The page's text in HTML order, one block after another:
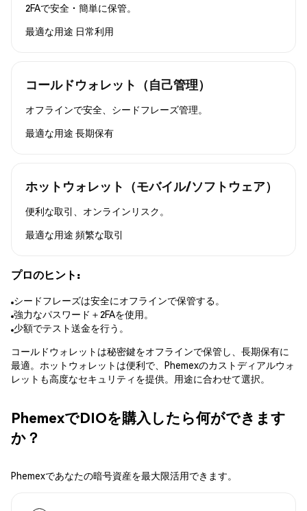
2FAで安全・簡単に保管。
最適な用途 日常利用
コールドウォレット（自己管理）
オフラインで安全、シードフレーズ管理。
最適な用途 長期保有
ホットウォレット（モバイル/ソフトウェア）
便利な取引、オンラインリスク。
最適な用途 頻繁な取引
プロのヒント:
シードフレーズは安全にオフラインで保管する。
強力なパスワード＋2FAを使用。
少額でテスト送金を行う。
コールドウォレットは秘密鍵をオフラインで保管し、長期保有に
最適。ホットウォレットは便利で、Phemexのカストディアルウォ
レットも高度なセキュリティを提供。用途に合わせて選択。
PhemexでDIOを購入したら何ができます
か？
Phemexであなたの暗号資産を最大限活用できます。